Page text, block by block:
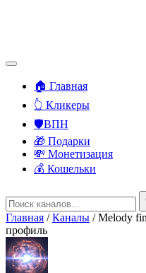
🏠 Главная
👆 Кликеры
🛡️ВПН
🎁 Подарки
💸 Монетизация
💰 Кошельки
Главная / Каналы / Melody
профиль